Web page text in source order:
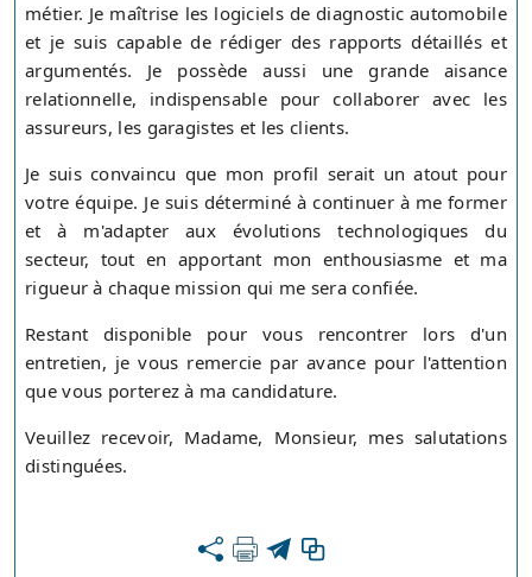
métier. Je maîtrise les logiciels de diagnostic automobile
et je suis capable de rédiger des rapports détaillés et
argumentés. Je possède aussi une grande aisance
relationnelle, indispensable pour collaborer avec les
assureurs, les garagistes et les clients.
Je suis convaincu que mon profil serait un atout pour
votre équipe. Je suis déterminé à continuer à me former
et à m'adapter aux évolutions technologiques du
secteur, tout en apportant mon enthousiasme et ma
rigueur à chaque mission qui me sera confiée.
Restant disponible pour vous rencontrer lors d'un
entretien, je vous remercie par avance pour l'attention
que vous porterez à ma candidature.
Veuillez recevoir, Madame, Monsieur, mes salutations
distinguées.